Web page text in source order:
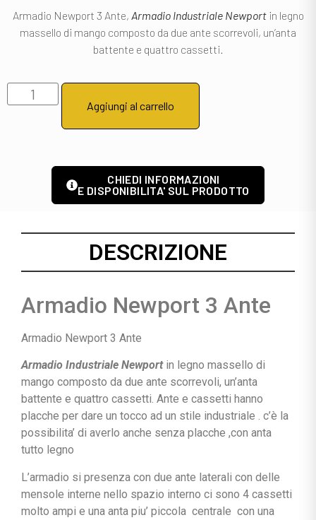
Armadio Newport 3 Ante, Armadio Industriale Newport in legno
massello di mango composto da due ante scorrevoli, un’anta
battente e quattro cassetti.
Aggiungi al carrello
CHIEDI INFORMAZIONI
E DISPONIBILITA' SUL PRODOTTO
DESCRIZIONE
Armadio Newport 3 Ante
Armadio Newport 3 Ante
Armadio Industriale Newport in legno massello di
mango composto da due ante scorrevoli, un’anta
battente e quattro cassetti. Ante e cassetti hanno
placche per dare un tocco ad un stile industriale . c’è la
possibilita’ di averlo anche senza placche ,con anta
tutto legno
L’armadio si presenza con due ante laterali con delle
mensole interne nello spazio interno ci sono 4 cassetti
molto ampi e una anta piu’ piccola centrale con una